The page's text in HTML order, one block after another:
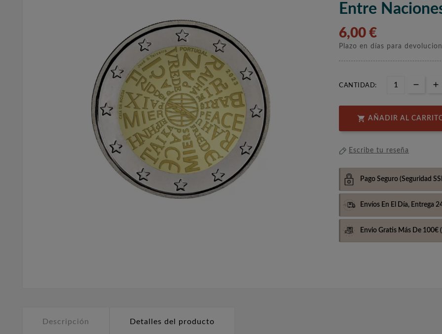
Entre
6,00 €
Plazo en días para
CANTIDAD:
 AÑADIR AL
Escribe tu reseña
Pago Seguro (Seguridad
Envíos En El Día, Entrega
Envio Gratis Más De 100€
Descripción Detalles del producto